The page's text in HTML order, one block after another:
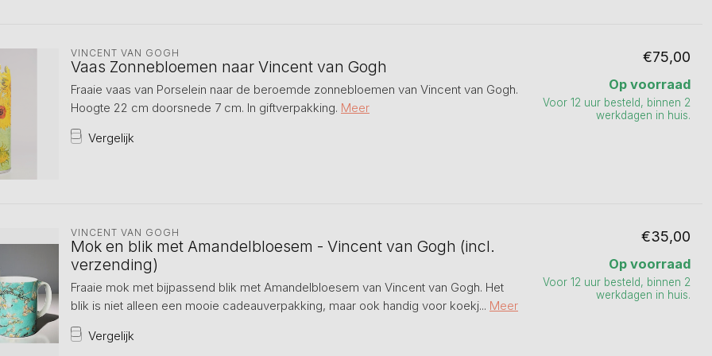
VINCENT VAN GOGH
Vaas Zonnebloemen naar Vincent van Gogh
Fraaie vaas van Porselein naar de beroemde zonnebloemen van Vincent van Gogh.
Hoogte 22 cm doorsnede 7 cm. In giftverpakking. Meer
Vergelijk
€75,00
Op voorraad
Voor 12 uur besteld, binnen 2
werkdagen in huis.
VINCENT VAN GOGH
Mok en blik met Amandelbloesem - Vincent van Gogh (incl.
verzending)
Fraaie mok met bijpassend blik met Amandelbloesem van Vincent van Gogh. Het
blik is niet alleen een mooie cadeauverpakking, maar ook handig voor koekj... Meer
Vergelijk
€35,00
Op voorraad
Voor 12 uur besteld, binnen 2
werkdagen in huis.